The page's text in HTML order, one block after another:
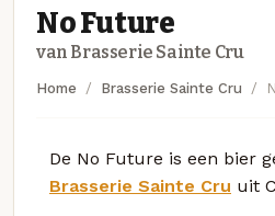
No Future
van Brasserie Sainte Cru
Home Brasserie Sainte Cru
De No Future is een bier
Brasserie Sainte Cru uit